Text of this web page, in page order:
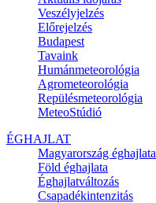
Veszélyjelzés
Előrejelzés
Budapest
Tavaink
Humánmeteorológia
Agrometeorológia
Repülésmeteorológia
MeteoStúdió
ÉGHAJLAT
Magyarország éghajlata
Föld éghajlata
Éghajlatváltozás
Csapadékintenzitás